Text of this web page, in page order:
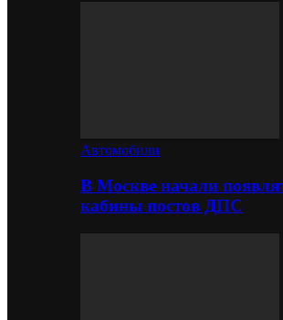
Автомобили
В Москве начали
кабины постов ДПС